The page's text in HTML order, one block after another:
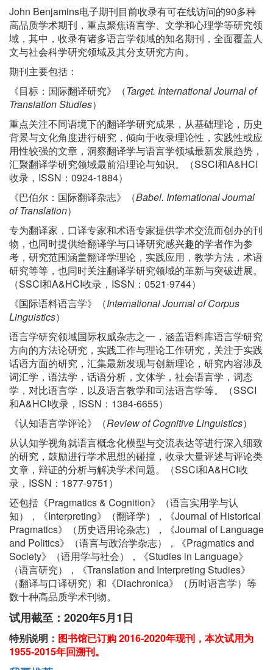
John Benjamins电子期刊目前收录有可在线访问的90多种
高品质学术期刊，重点聚焦语言学、文学和心理学等研究领
域，其中，收录有诸多语言学领域的知名期刊，全面覆盖人
文与社会科学研究领域及其分支研究方向。
期刊主要包括：
《目标：国际翻译研究》（Target. International Journal of
Translation Studies）
重点关注不同语境下的翻译学研究成果，从基础理论，历史
背景与文化角度进行研究，倾向于收录理论性，实践性或应
用性较强的文章，洞察翻译学与语言学领域最新发展趋势，
汇聚翻译学研究领域最前沿理论与知识。（SSCI和A&HCI
收录，ISSN：0924-1884）
《巴伯尔：国际翻译杂志》（Babel. International Journal
of Translation）
专为翻译家，口译专家和术语专家提供学术交流而创办的刊
物，也同时提供给翻译学与口译研究感兴趣的学者作为参
考，研究范围涵盖翻译学理论，实践应用，教学方法，术语
研究等等，也同时关注翻译学研究领域的革新与突破进展。
（SSCI和A&HCI收录，ISSN：0521-9744）
《国际语料语言学》（International Journal of Corpus
Linguistics）
语言学研究领域国际权威杂志之一，涵盖语料库语言学研究
方向的方法论研究，实践工作与理论工作研究，关注于实践
话语方面的研究，汇集最新发现与创新理论，研究内容涉及
词汇学，语法学，话语分析，文体学，社会语言学，词态
学，对比语言学，以及语言教学和司法语言学等。（SSCI
和A&HCI收录，ISSN：1384-6655）
《认知语言学评论》（Review of Cognitive Linguistics）
从认知学视角就语言概念化模型与交流表达等进行深入细致
的研究，鼓励进行学术思想的碰撞，收录大量评述与评论类
文章，辩证的分析与解决学术问题。（SSCI和A&HCI收
录，ISSN：1877-9751）
还包括《Pragmatics & Cognition》（语言实用学与认
知），《Interpreting》（翻译学），《Journal of Historical
Pragmatics》（历史语用论杂志），《Journal of Language
and Politics》（语言与政治学杂志），《Pragmatics and
Society》（语用学与社会），《Studies in Language》
（语言研究），《Translation and Interpreting Studies》
（翻译与口译研究）和《Diachronica》（历时语言学）等
数十种高品质学术刊物。
试用截至：2020年5月1日
特别说明： 图书馆已订购 2016-2020年现刊，本次试用为
1955-2015年回溯刊。